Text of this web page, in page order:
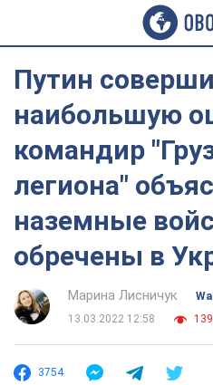
Путин
наибольшую
командир
легиона"
наземные
обречены в
Марина Лисничук
13.03.2022 12:58
3754